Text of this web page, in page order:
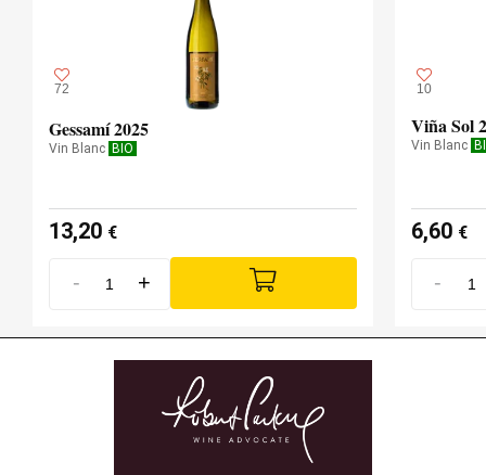
72
Gessamí 2025
Vin Blanc BIO
13,20 €
- +
10
Viña Sol
Vin Blanc
6,60 €
-